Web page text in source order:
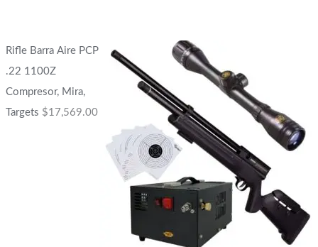
Rifle Barra Aire PCP
.22 1100Z
Compresor, Mira,
Targets $17,569.00